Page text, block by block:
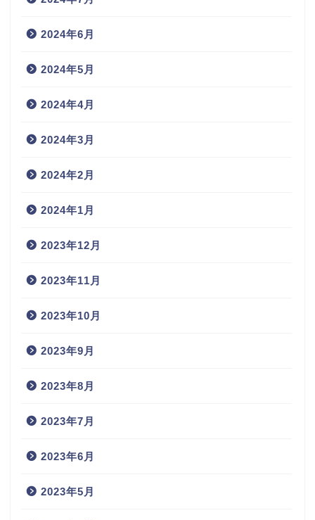
2024年6月
2024年5月
2024年4月
2024年3月
2024年2月
2024年1月
2023年12月
2023年11月
2023年10月
2023年9月
2023年8月
2023年7月
2023年6月
2023年5月